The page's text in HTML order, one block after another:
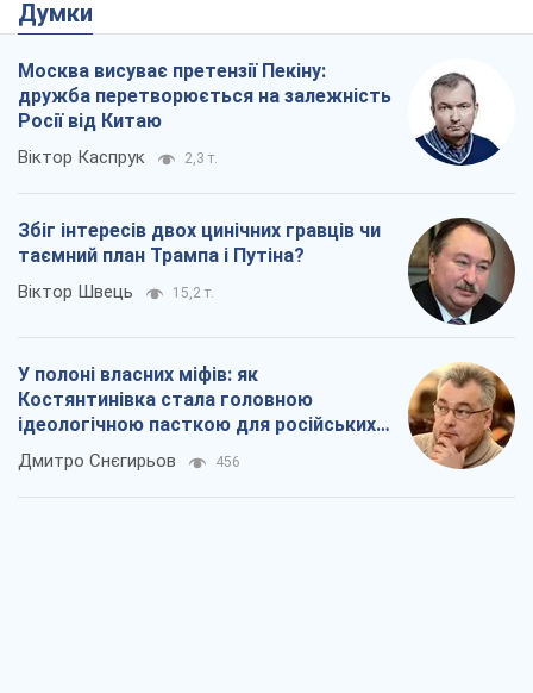
Думки
Москва висуває претензії Пекіну:
дружба перетворюється на залежність
Росії від Китаю
Віктор Каспрук 2,3 т.
Збіг інтересів двох цинічних гравців чи
таємний план Трампа і Путіна?
Віктор Швець 15,2 т.
У полоні власних міфів: як
Костянтинівка стала головною
ідеологічною пасткою для російських
окупантів
Дмитро Снєгирьов 456